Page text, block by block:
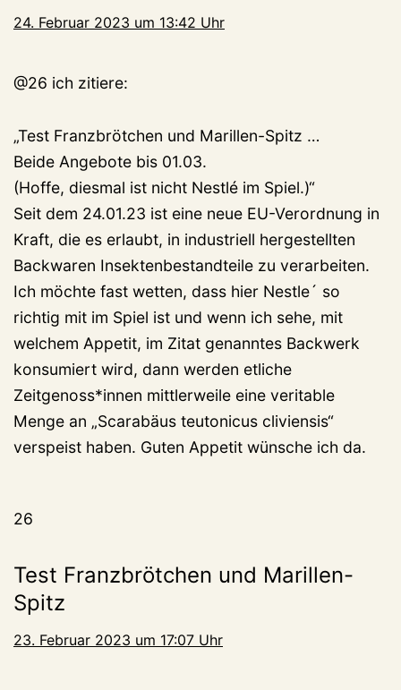
24. Februar 2023 um 13:42 Uhr
@26 ich zitiere:
„Test Franzbrötchen und Marillen-Spitz …
Beide Angebote bis 01.03.
(Hoffe, diesmal ist nicht Nestlé im Spiel.)“
Seit dem 24.01.23 ist eine neue EU-Verordnung in
Kraft, die es erlaubt, in industriell hergestellten
Backwaren Insektenbestandteile zu verarbeiten.
Ich möchte fast wetten, dass hier Nestle´ so
richtig mit im Spiel ist und wenn ich sehe, mit
welchem Appetit, im Zitat genanntes Backwerk
konsumiert wird, dann werden etliche
Zeitgenoss*innen mittlerweile eine veritable
Menge an „Scarabäus teutonicus cliviensis“
verspeist haben. Guten Appetit wünsche ich da.
26
Test Franzbrötchen und Marillen-
Spitz
23. Februar 2023 um 17:07 Uhr